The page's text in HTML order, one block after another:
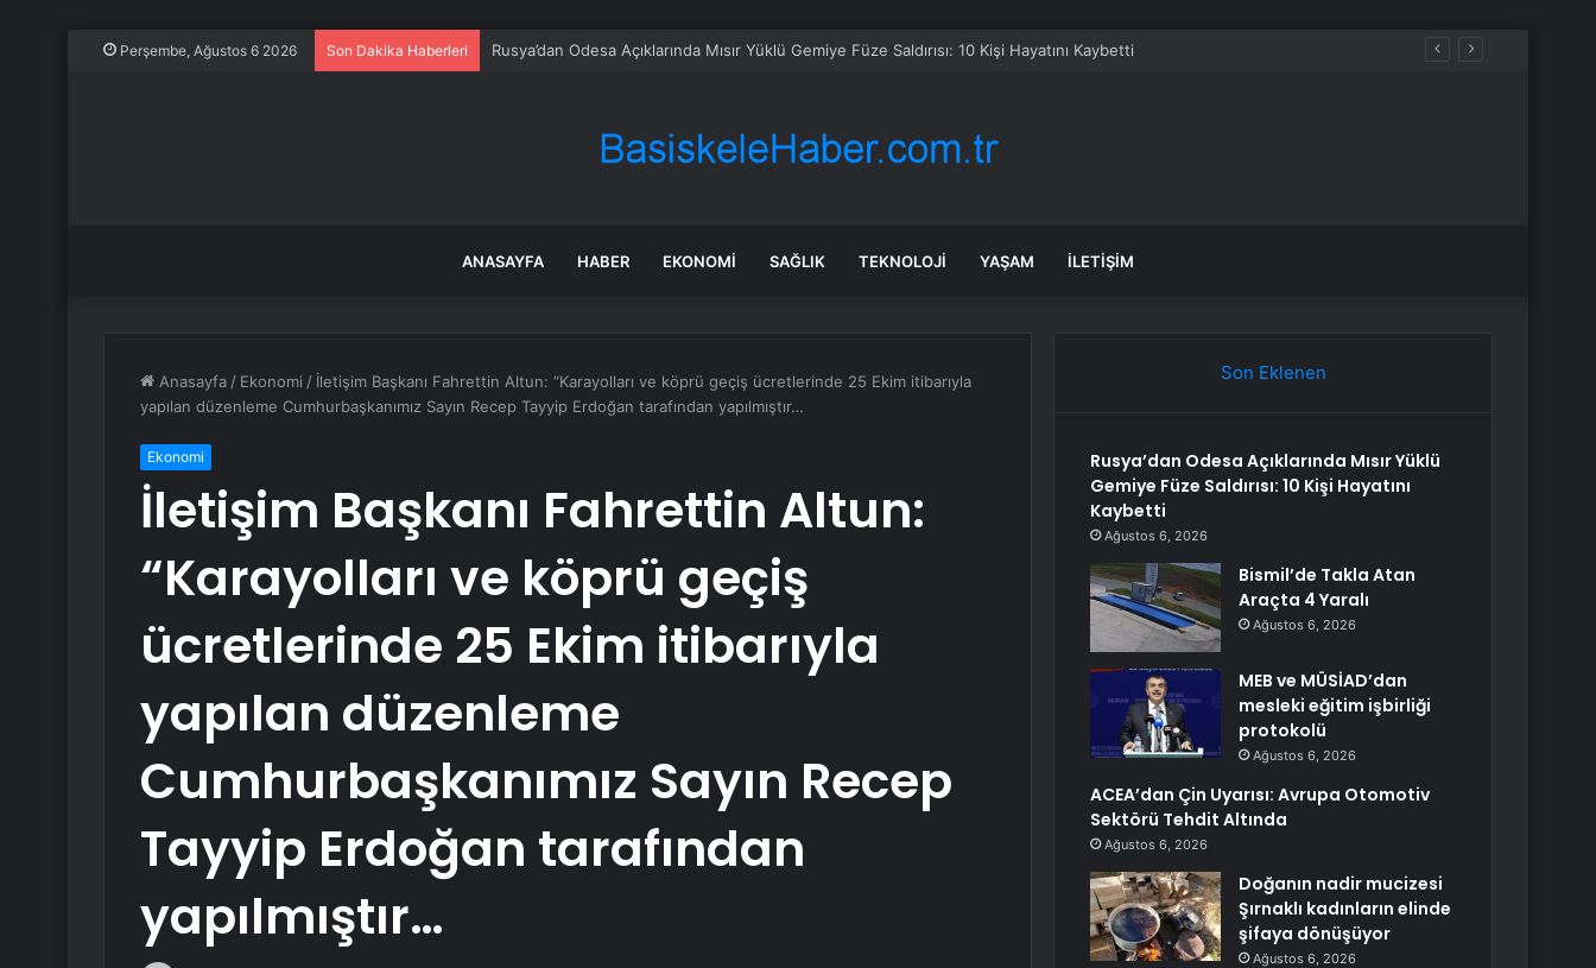
Perşembe, Ağustos 6 2026 Son Dakika Haberleri Bismil’de Takla Atan Araçta 4 Yaralı
ANASAYFA HABER EKONOMI SAĞLIK TEKNOLOJI YAŞAM İLETIŞIM
Anasayfa / Ekonomi / İletişim Başkanı Fahrettin Altun: “Karayolları ve köprü geçiş ücretlerinde 25 Ekim itibarıyla
yapılan düzenleme Cumhurbaşkanımız Sayın Recep Tayyip Erdoğan tarafından yapılmıştır…
Ekonomi
İletişim Başkanı Fahrettin Altun:
“Karayolları ve köprü geçiş
ücretlerinde 25 Ekim itibarıyla
yapılan düzenleme
Cumhurbaşkanımız Sayın Recep
Tayyip Erdoğan tarafından
yapılmıştır…
Son Eklenen
Rusya’dan Odesa Açıklarında Mısır Yüklü
Gemiye Füze Saldırısı: 10 Kişi Hayatını
Kaybetti
Ağustos 6, 2026
Bismil’de Takla Atan
Araçta 4 Yaralı
Ağustos 6, 2026
MEB ve MÜSİAD’dan
mesleki eğitim işbirliği
protokolü
Ağustos 6, 2026
ACEA’dan Çin Uyarısı: Avrupa Otomotiv
Sektörü Tehdit Altında
Ağustos 6, 2026
Doğanın nadir mucizesi
Şırnaklı kadınların elinde
şifaya dönüşüyor
Ağustos 6, 2026